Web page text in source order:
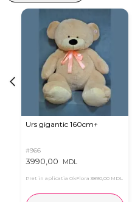
Urs gigantic 160cm↑
#966
3990,00 MDL
Pret in aplicatia OkFlora 3890,00 MDL